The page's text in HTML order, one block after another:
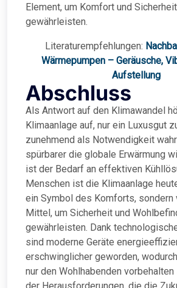
Element, um Komfort und
gewährleisten.
Literaturempfehlungen:
Wärmepumpen – Geräusche,
Aufstellung
Abschluss
Als Antwort auf den Klimawandel
Klimaanlage auf, nur ein Luxusgut
zunehmend als Notwendigkeit
spürbarer die globale Erwärmung
ist der Bedarf an effektiven
Menschen ist die Klimaanlage
ein Symbol des Komforts, sondern
Mittel, um Sicherheit und
gewährleisten. Dank
sind moderne Geräte
erschwinglicher geworden,
nur den Wohlhabenden